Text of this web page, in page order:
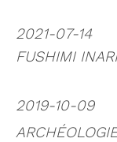
2021-07-14
FUSHIMI
2019-10-09